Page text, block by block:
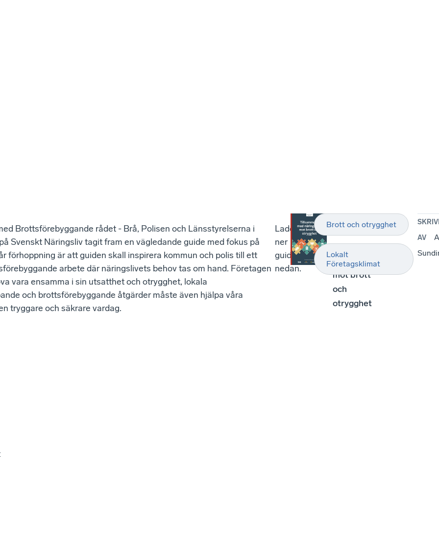
Brottsförebyggande rådet - Brå, Polisen och Länsstyrelserna i
Svenskt Näringsliv tagit fram en vägledande guide med fokus på
förhoppning är att guiden skall inspirera kommun och polis till ett
arbete där näringslivets behov tas om hand. Företagen
vara ensamma i sin utsatthet och otrygghet, lokala
och brottsförebyggande åtgärder måste även hjälpa våra
tryggare och säkrare vardag.
Ladda
ner
guiden
nedan.
Tillsammans
med
näringslivet
mot brott
och
otrygghet
Brott och otrygghet
Lokalt
Företagsklimat
AV